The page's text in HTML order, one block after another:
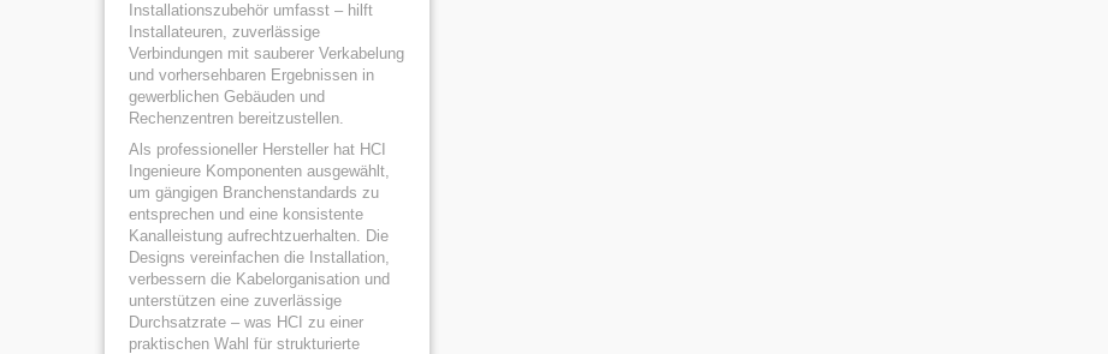
Installationszubehör umfasst – hilft
Installateuren, zuverlässige
Verbindungen mit sauberer Verkabelung
und vorhersehbaren Ergebnissen in
gewerblichen Gebäuden und
Rechenzentren bereitzustellen.
Als professioneller Hersteller hat HCI
Ingenieure Komponenten ausgewählt,
um gängigen Branchenstandards zu
entsprechen und eine konsistente
Kanalleistung aufrechtzuerhalten. Die
Designs vereinfachen die Installation,
verbessern die Kabelorganisation und
unterstützen eine zuverlässige
Durchsatzrate – was HCI zu einer
praktischen Wahl für strukturierte